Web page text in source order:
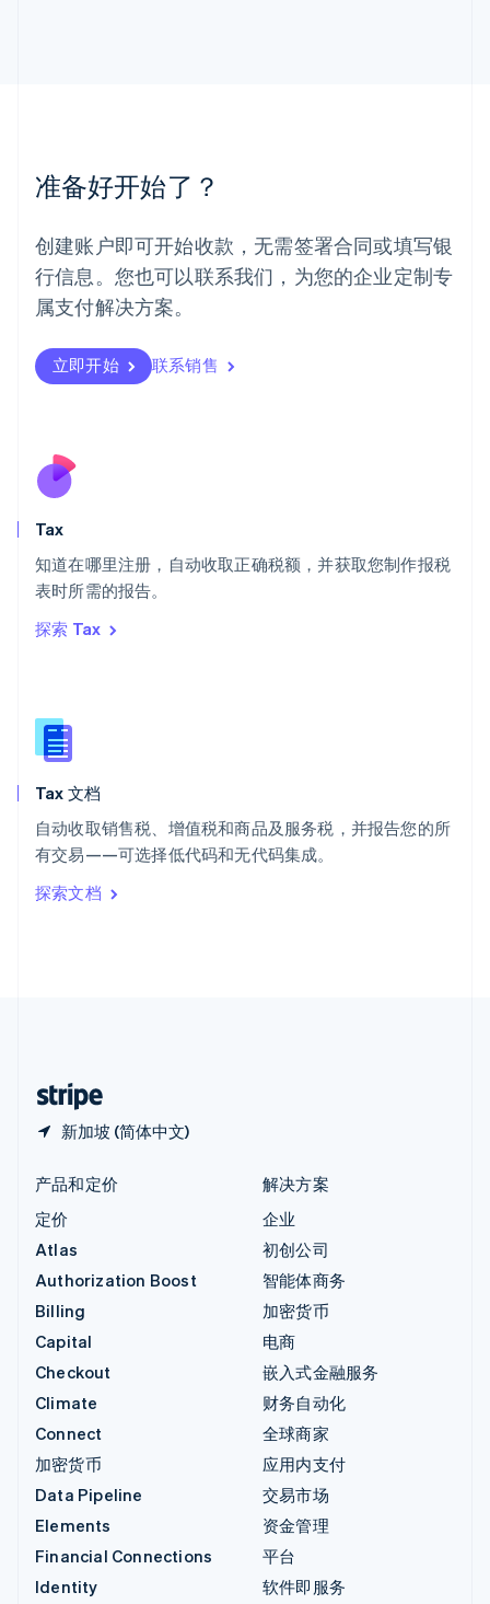
准备好开始了？
创建账户即可开始收款，无需签署合同或填写银
行信息。您也可以联系我们，为您的企业定制专
属支付解决方案。
立即开始 联系销售
Tax
知道在哪里注册，自动收取正确税额，并获取您制作报税
表时所需的报告。
探索 Tax
Tax 文档
自动收取销售税、增值税和商品及服务税，并报告您的所
有交易——可选择低代码和无代码集成。
探索文档
新加坡 (简体中文)
墨西哥
EspañolEnglish
English
葡萄牙
PortuguêsEnglish
日本
瑞典
Svenska English
瑞士
English
斯洛伐克
泰国
ไทยEnglish
English
English
新西兰
匈牙利
意大利
ItalianoEnglish
印度
English
产品和定价
定价
Atlas
Authorization Boost
Billing
Capital
Checkout
Climate
Connect
加密货币
Data Pipeline
Elements
Financial Connections
Identity
解决方案
企业
初创公司
智能体商务
加密货币
电商
嵌入式金融服务
财务自动化
全球商家
应用内支付
交易市场
资金管理
平台
软件即服务